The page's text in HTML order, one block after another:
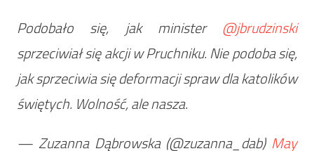
Podobało się, jak minister @jbrudzinski
sprzeciwiał się akcji w Pruchniku. Nie podoba się,
jak sprzeciwia się deformacji spraw dla katolików
świętych. Wolność, ale nasza.
— Zuzanna Dąbrowska (@zuzanna_dab) May